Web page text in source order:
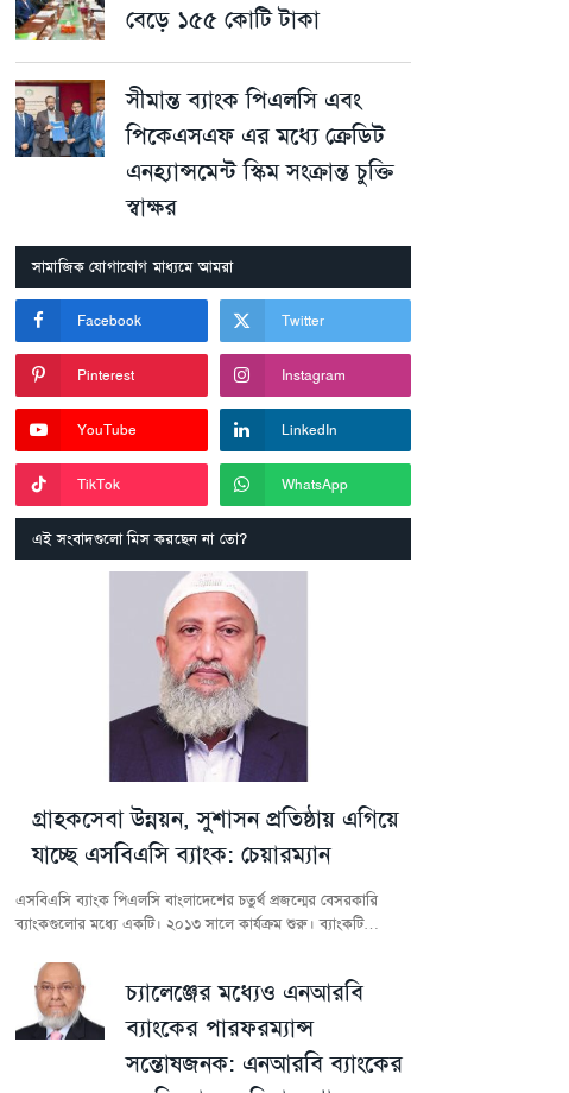
বেড়ে ১৫৫ কোটি টাকা
সীমান্ত ব্যাংক পিএলসি এবং
পিকেএসএফ এর মধ্যে ক্রেডিট
এনহ্যান্সমেন্ট স্কিম সংক্রান্ত চুক্তি
স্বাক্ষর
সামাজিক যোগাযোগ মাধ্যমে আমরা
Facebook Twitter
Pinterest Instagram
YouTube LinkedIn
TikTok WhatsApp
এই সংবাদগুলো মিস করছেন না তো?
গ্রাহকসেবা উন্নয়ন, সুশাসন প্রতিষ্ঠায় এগিয়ে
যাচ্ছে এসবিএসি ব্যাংক: চেয়ারম্যান
এসবিএসি ব্যাংক পিএলসি বাংলাদেশের চতুর্থ প্রজন্মের বেসরকারি
ব্যাংকগুলোর মধ্যে একটি। ২০১৩ সালে কার্যক্রম শুরু। ব্যাংকটি…
চ্যালেঞ্জের মধ্যেও এনআরবি
ব্যাংকের পারফরম্যান্স
সন্তোষজনক: এনআরবি ব্যাংকের